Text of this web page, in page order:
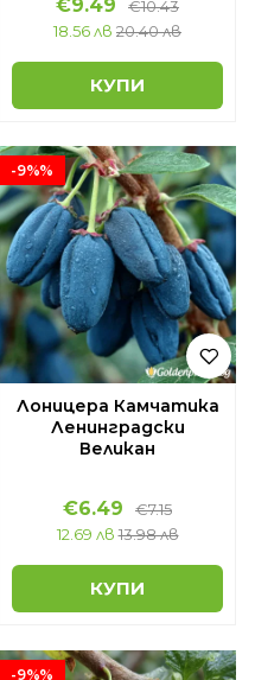
€9.49
€10.43
18.56 лв 20.40 лв
КУПИ
-9%%
Лоницера Камчатика
Ленинградски
Великан
€6.49
€7.15
12.69 лв 13.98 лв
КУПИ
-9%%